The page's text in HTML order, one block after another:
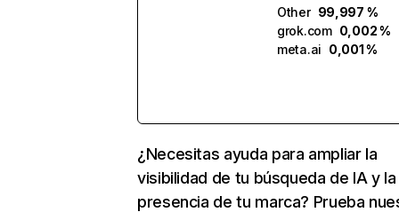
Other 99,997 %
grok.com 0,002 %
meta.ai 0,001 %
¿Necesitas ayuda para ampliar la
visibilidad de tu búsqueda de IA y la
presencia de tu marca? Prueba